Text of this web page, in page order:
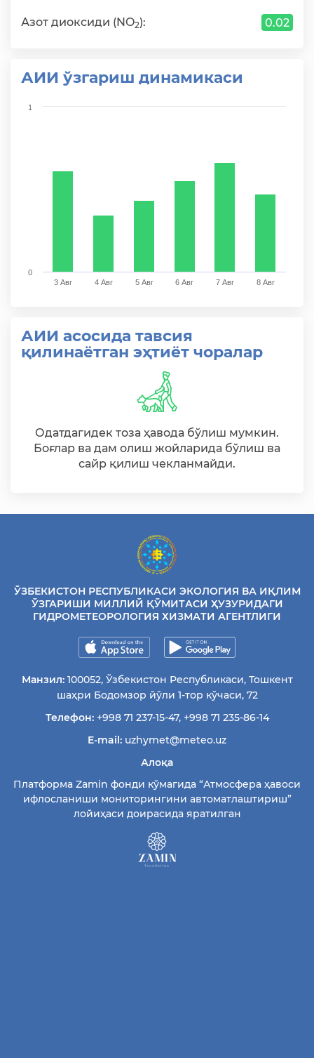
Азот диоксиди (NO2): 0.02
АИИ ўзгариш динамикаси
Chart
The chart has 1 Y axis displaying values. Range: 0 to
3 Авг 4 Авг 5 Авг 6 Авг 7 Авг 8 Авг
0
1
АИИ асосида тавсия
қилинаётган эҳтиёт чоралар
Одатдагидек тоза ҳавода бўлиш мумкин.
Боғлар ва дам олиш жойларида бўлиш ва
сайр қилиш чекланмайди.
ЎЗБЕКИСТОН РЕСПУБЛИКАСИ ЭКОЛОГИЯ ВА ИҚЛИМ
ЎЗГАРИШИ МИЛЛИЙ ҚЎМИТАСИ ҲУЗУРИДАГИ
ГИДРОМЕТЕОРОЛОГИЯ ХИЗМАТИ АГЕНТЛИГИ
Манзил: 100052, Ўзбекистон Республикаси, Тошкент
шаҳри Бодомзор йўли 1-тор кўчаси, 72
Телефон: +998 71 237-15-47, +998 71 235-86-14
E-mail: uzhymet@meteo.uz
Алоқа
Платформа Zamin фонди кўмагида “Атмосфера ҳавоси
ифлосланиши мониторингини автоматлаштириш”
лойиҳаси доирасида яратилган